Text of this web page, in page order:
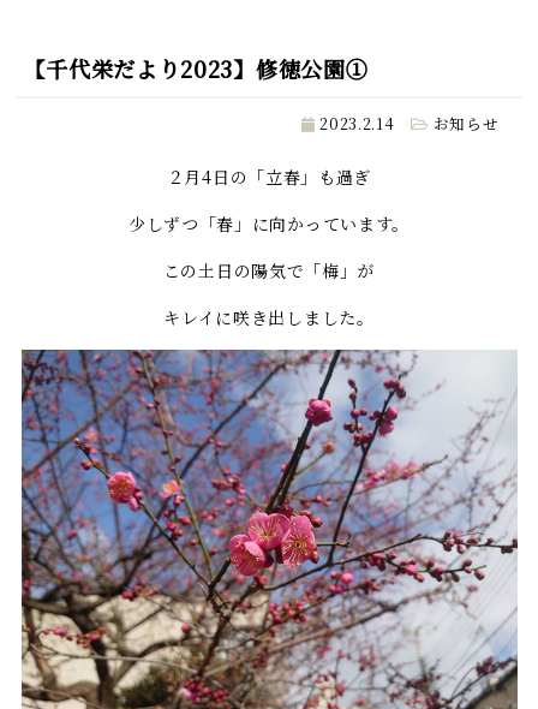
【千代栄だより2023】修徳公園①
2023.2.14 お知らせ
２月4日の「立春」も過ぎ
少しずつ「春」に向かっています。
この土日の陽気で「梅」が
キレイに咲き出しました。